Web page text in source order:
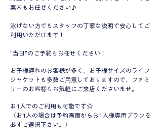
案内もお任せください♪
泳げない方でもスタッフの丁寧な説明で安心してご
利用いただけます！
"当日"のご予約もお任せください！
お子様連れのお客様が多く、お子様サイズのライフ
ジャケットも多数ご用意しておりますので、ファミ
リーのお客様もお気軽にご来店 くださいませ。
お1人でのご利用も可能です☆
（お1人の場合は予約画面からお1人様専用プランを
必ずご選択下さい。）